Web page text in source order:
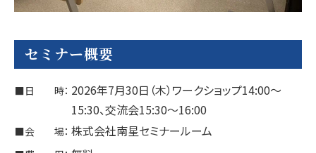
セミナー概要
■日 時： 2026年7月30日（木）ワークショップ14:00～
15:30、交流会15:30～16:00
■会 場： 株式会社南星セミナールーム